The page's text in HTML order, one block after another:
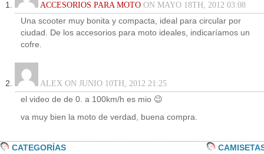
ACCESORIOS PARA MOTO ON MAYO 18TH, 2012 03:08
Una scooter muy bonita y compacta, ideal para circular por
ciudad. De los accesorios para moto ideales, indicaríamos un
cofre.
ALEX ON JUNIO 10TH, 2012 21:25
el video de de 0. a 100km/h es mio 😉
va muy bien la moto de verdad, buena compra.
CATEGORÍAS